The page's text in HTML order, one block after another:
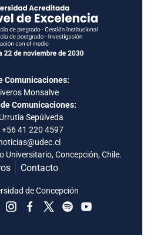
Comunicaciones:
Monsalve
Comunicaciones:
Sepúlveda
+56 41 220 4597
Universitario, Concepción, Chile.
Contacto
de Concepción